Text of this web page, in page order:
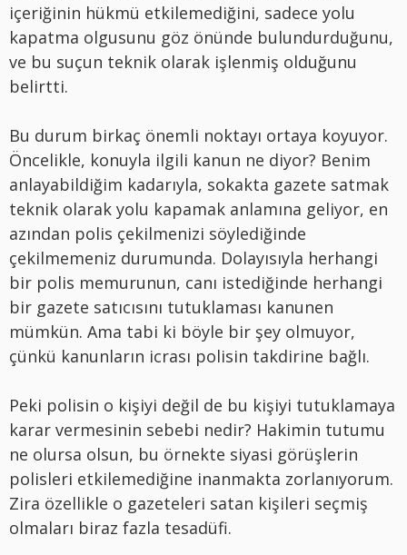
içeriğinin hükmü etkilemediğini, sadece yolu
kapatma olgusunu göz önünde bulundurduğunu,
ve bu suçun teknik olarak işlenmiş olduğunu
belirtti.
Bu durum birkaç önemli noktayı ortaya koyuyor.
Öncelikle, konuyla ilgili kanun ne diyor? Benim
anlayabildiğim kadarıyla, sokakta gazete satmak
teknik olarak yolu kapamak anlamına geliyor, en
azından polis çekilmenizi söylediğinde
çekilmemeniz durumunda. Dolayısıyla herhangi
bir polis memurunun, canı istediğinde herhangi
bir gazete satıcısını tutuklaması kanunen
mümkün. Ama tabi ki böyle bir şey olmuyor,
çünkü kanunların icrası polisin takdirine bağlı.
Peki polisin o kişiyi değil de bu kişiyi tutuklamaya
karar vermesinin sebebi nedir? Hakimin tutumu
ne olursa olsun, bu örnekte siyasi görüşlerin
polisleri etkilemediğine inanmakta zorlanıyorum.
Zira özellikle o gazeteleri satan kişileri seçmiş
olmaları biraz fazla tesadüfi.